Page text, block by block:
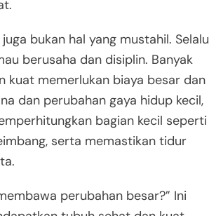
bukan hal yang mustahil. Selalu
berusaha dan disiplin. Banyak
kuat memerlukan biaya besar dan
dan perubahan gaya hidup kecil,
bagian kecil seperti
serta memastikan tidur
perubahan besar?” Ini